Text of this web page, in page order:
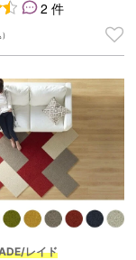
、評価に基づく5段
2 件
レイド